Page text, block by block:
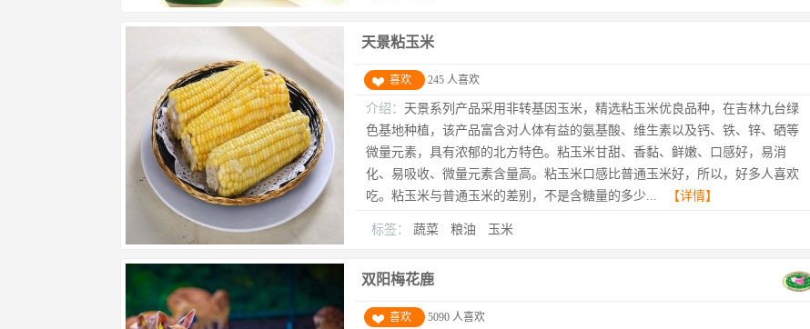
天景粘玉米
喜欢 245 人喜欢
介绍： 天景系列产品采用非转基因玉米，精选粘玉米优良品种，在吉林九台绿
色基地种植，该产品富含对人体有益的氨基酸、维生素以及钙、铁、锌、硒等
微量元素，具有浓郁的北方特色。粘玉米甘甜、香黏、鲜嫩、口感好，易消
化、易吸收、微量元素含量高。粘玉米口感比普通玉米好，所以，好多人喜欢
吃。粘玉米与普通玉米的差别，不是含糖量的多少...
【详情】
标签： 蔬菜 粮油 玉米
双阳梅花鹿
喜欢 5090 人喜欢